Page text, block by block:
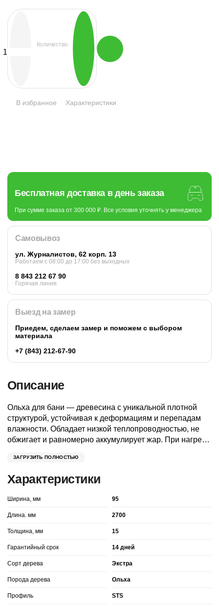
Количество
Количество
Ольха
STS
15х95х2700
В избранное Характеристики
Бесплатная доставка в день заказа
При сумме заказа от 300 000 ₽. Все условия уточнять у менеджера
Самовывоз
ул. Журналистов, 62 корп. 13
Работаем c 08:00 до 17:00 без выходных
8 843 212 67 90
Горячая линия
Выезд на замер
Приедем, сделаем замер и поможем с выбором
материала
+7 (843) 212-67-90
Описание
Ольха для бани — древесина с уникальной плотной
структурой, устойчивая к деформациям и перепадам
влажности. Обладает низкой теплопроводностью, не
обжигает и равномерно аккумулирует жар. При нагреве
медового до глубокого терракотового. Не смолит,
волокнах создают легкий антисептический эффект.
дубильных веществ, сохраняя прочность даже в
экстремальных условиях парной. Мягкая в обработке,
отделки и мебели, сочетая практичность с теплой
эстетикой древесины.
ЗАГРУЗИТЬ ПОЛНОСТЬЮ
Характеристики
Ширина, мм 95
Длина. мм 2700
Толщина, мм 15
Гарантийный срок 14 дней
Сорт дерева Экстра
Порода дерева Ольха
Профиль STS